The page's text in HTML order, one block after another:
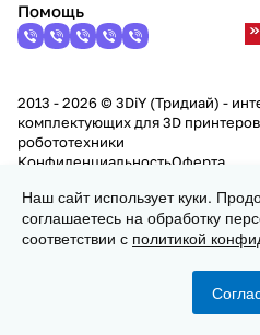
Корзина
Помощь
2013 - 2026 © 3DiY (Тридиай) -
комплектующих для 3D
робототехники
КонфиденциальностьОферта
Наш сайт использует куки.
соглашаетесь на обработку
соответствии с политикой